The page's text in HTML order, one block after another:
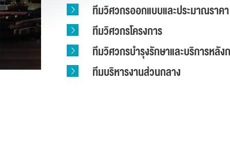
ทีมวิศวกรออกแบบและประมาณราคา
ทีมวิศวกรโครงการ
ทีมวิศวกรบำรุงรักษาและบริการหลัง
ทีมบริหารงานส่วนกลาง